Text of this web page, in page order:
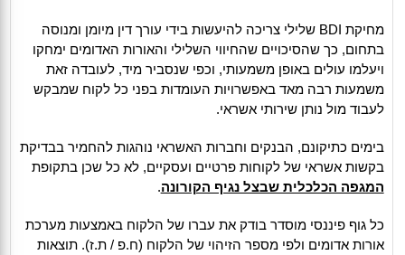
מחיקת BDI שלילי צריכה להיעשות בידי עורך דין מיומן ומנוסה
בתחום, כך שהסיכויים שהחיווי השלילי והאורות האדומים ימחקו
ויעלמו עולים באופן משמעותי, וכפי שנסביר מיד, לעובדה זאת
משמעות רבה מאד באפשרויות העומדות בפני כל לקוח שמבקש
לעבוד מול נותן שירותי אשראי.
בימים כתיקונם, הבנקים וחברות האשראי נוהגות להחמיר בבדיקת
בקשות אשראי של לקוחות פרטיים ועסקיים, לא כל שכן בתקופת
המגפה הכלכלית שבצל נגיף הקורונה.
כל גוף פיננסי מוסדר בודק את עברו של הלקוח באמצעות מערכת
אורות אדומים ולפי מספר הזיהוי של הלקוח (ח.פ / ת.ז). תוצאות